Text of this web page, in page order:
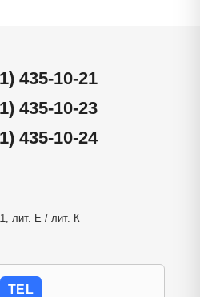
435-10-21
435-10-23
435-10-24
лит. Е / лит. К
TEL